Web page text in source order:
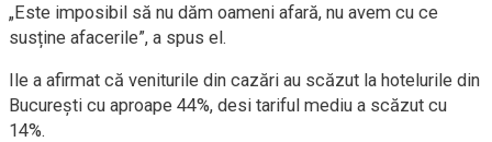
„Este imposibil să nu dăm oameni afară, nu avem cu ce
susține afacerile”, a spus el.
Ile a afirmat că veniturile din cazări au scăzut la hotelurile din
București cu aproape 44%, desi tariful mediu a scăzut cu
14%.